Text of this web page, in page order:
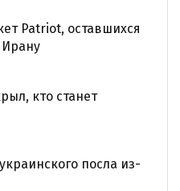
Patriot, оставшихся
кто станет
посла из-